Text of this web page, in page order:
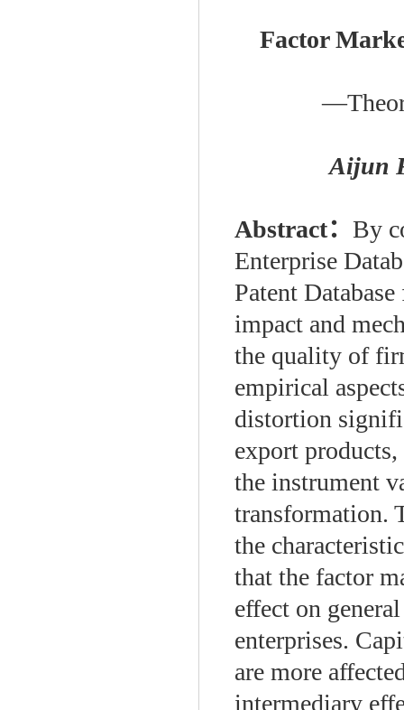
Factor
Aijun
Abstract： By
Enterprise
Patent
impact and
the quality of
empirical
distortion
export
the instrument
transformation.
the
that the factor
effect on
enterprises.
are more
intermediary